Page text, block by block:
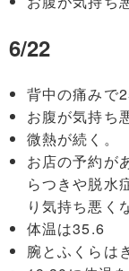
6/22
背中の痛みで
お腹が気持ち
微熱が続く。
お店の予約が
らつきや脱水
り気持ち悪く
体温は35.6
腕とふくらは